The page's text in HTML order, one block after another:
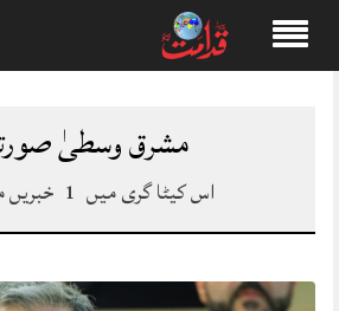
Skip
مشرق وسطیٰ
اس کیٹا گری میں 1 خبریں